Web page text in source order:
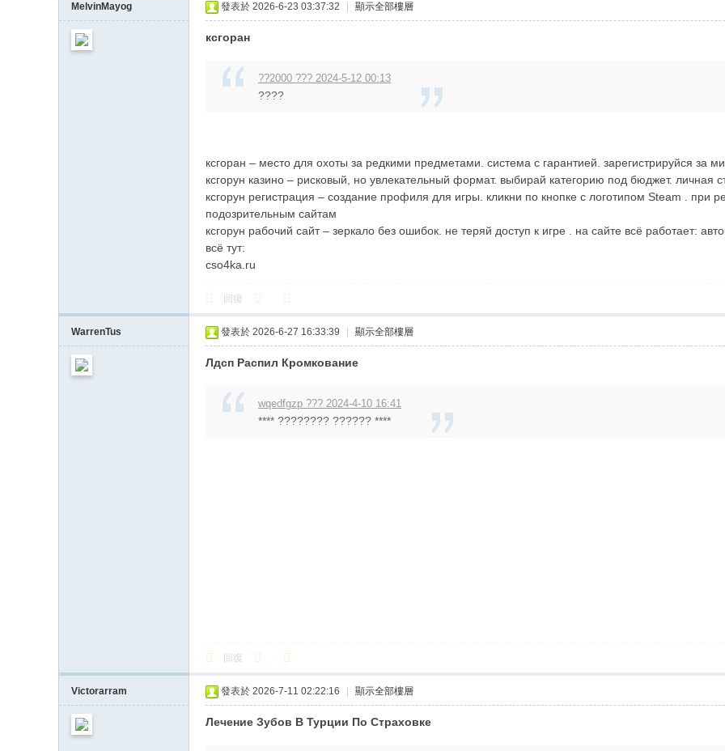
MelvinMayog 發表於 2026-6-23 03:37:32 顯示全部樓層
ксгоран
??2000 ??? 2024-5-12 00:13
????
ксгоран – место для охоты за редкими предметами. система с гарантией. зарегистрируйся за
ксгорун казино – рисковый, но увлекательный формат. выбирай категорию под бюджет. личная
ксгорун регистрация – создание профиля для игры. кликни по кнопке с логотипом Steam . при
подозрительным сайтам
ксгорун рабочий сайт – зеркало без ошибок. не теряй доступ к игре . на сайте всё работает:
всё тут:
cso4ka.ru
回復
WarrenTus 發表於 2026-6-27 16:33:39 顯示全部樓層
Лдсп Распил Кромкование
wqedfgzp ??? 2024-4-10 16:41
**** ???????? ?????? ****
回復
Victorarram 發表於 2026-7-11 02:22:16 顯示全部樓層
Лечение Зубов В Турции По Страховке